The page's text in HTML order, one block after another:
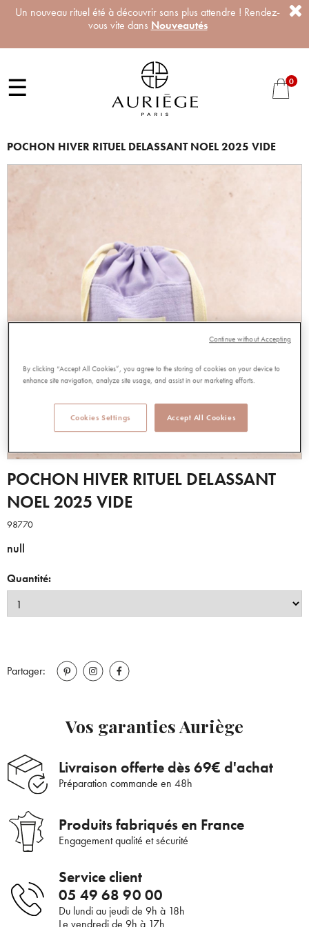
Un nouveau rituel été à découvrir sans plus attendre ! Rendez-
vous vite dans Nouveautés
☰ 0
POCHON HIVER RITUEL DELASSANT NOEL 2025 VIDE
POCHON HIVER RITUEL DELASSANT
NOEL 2025 VIDE
98770
null
Quantité:
Partager:
Vos garanties Auriège
Livraison offerte dès 69€ d'achat
Préparation commande en 48h
Produits fabriqués en France
Engagement qualité et sécurité
Service client
05 49 68 90 00
Du lundi au jeudi de 9h à 18h
Le vendredi de 9h à 17h
By clicking “Accept All Cookies”, you agree to the storing of cookies on your device to
enhance site navigation, analyze site usage, and assist in our marketing efforts.
Accept All Cookies
Cookies Settings
Continue without Accepting